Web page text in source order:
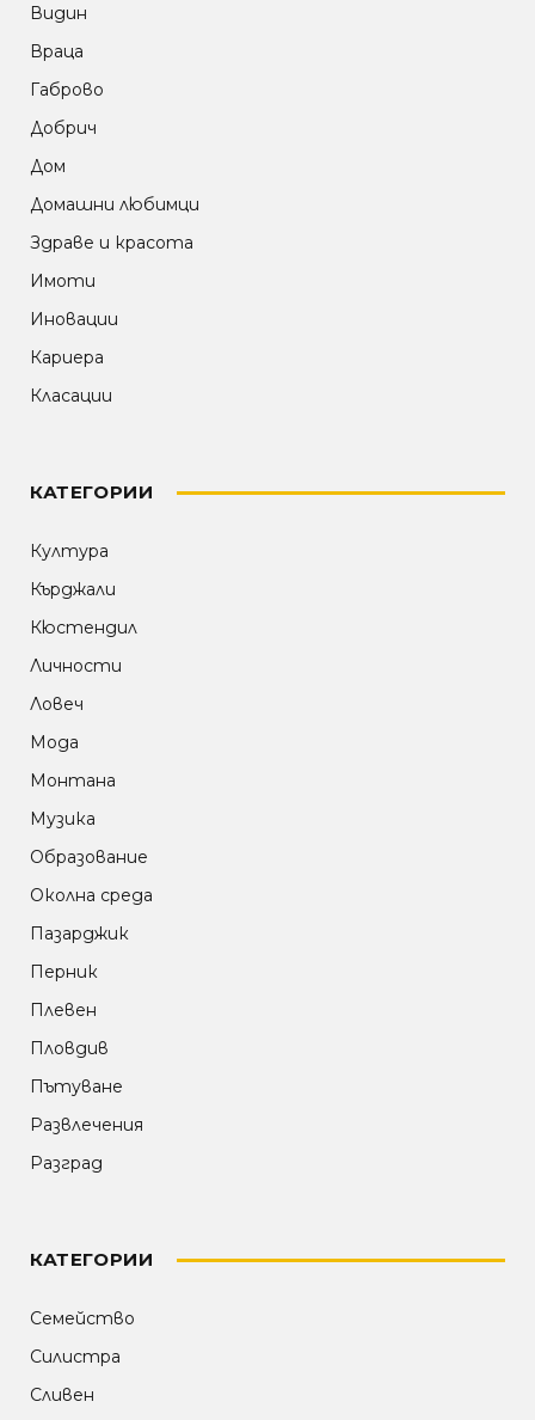
Видин
Враца
Габрово
Добрич
Дом
Домашни любимци
Здраве и красота
Имоти
Иновации
Кариера
Класации
КАТЕГОРИИ
Култура
Кърджали
Кюстендил
Личности
Ловеч
Мода
Монтана
Музика
Образование
Околна среда
Пазарджик
Перник
Плевен
Пловдив
Пътуване
Развлечения
Разград
КАТЕГОРИИ
Семейство
Силистра
Сливен